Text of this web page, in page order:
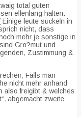
total guten
ellenlang halten.
Einige leute suckeln in
nicht, dass
mehr je sonstige in
Gro?mut und
Zustimmung &
Falls man
nicht mehr anhand
also freigibt & welches
abgemacht zweite